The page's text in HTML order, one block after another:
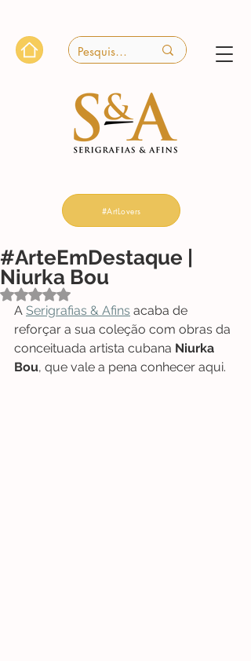
#ArtLovers
#ArteEmDestaque |
Niurka Bou
Avaliado com NaN de 5 estrelas.
A Serigrafias & Afins acaba de
reforçar a sua coleção com obras da
conceituada artista cubana Niurka
Bou, que vale a pena conhecer aqui.